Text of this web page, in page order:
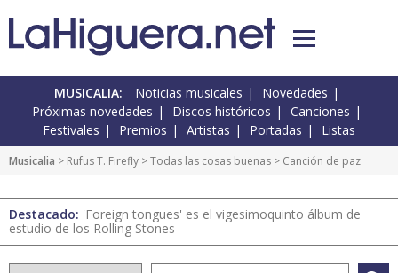
MUSICALIA: Noticias musicales
Novedades
Próximas novedades
Discos históricos
Canciones
Festivales
Premios Artistas Portadas Listas
Musicalia > Rufus T. Firefly >Todas las cosas buenas > Canción de paz
Destacado: 'Foreign tongues' es el vigesimoquinto álbum de
estudio de los Rolling Stones